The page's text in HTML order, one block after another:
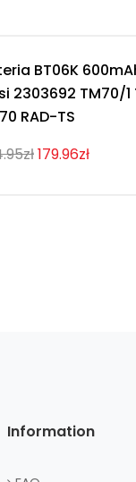
BT06K
2303692 TM70/1
RAD-TS
179.96zł
Information